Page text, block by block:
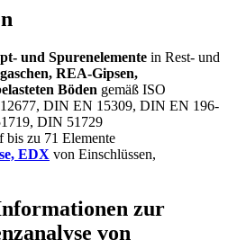
und Spurenelemente in Rest- und
REA-Gipsen,
Böden gemäß ISO
DIN EN 15309, DIN EN 196-
DIN 51729
bis zu 71 Elemente
EDX von Einschlüssen,
zur
von